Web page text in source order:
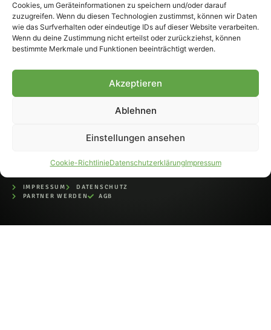
Cookies, um Geräteinformationen zu speichern und/oder darauf
zuzugreifen. Wenn du diesen Technologien zustimmst, können wir Daten
wie das Surfverhalten oder eindeutige IDs auf dieser Website verarbeiten.
Wenn du deine Zustimmung nicht erteilst oder zurückziehst, können
bestimmte Merkmale und Funktionen beeinträchtigt werden.
Akzeptieren
Ablehnen
Einstellungen ansehen
Cookie-RichtlinieDatenschutzerklärungImpressum
© 2007-2026 Fohlen-Hautnah.de
– Alle rechte vorbehalten.
Fohlen-Hautnah.de ist ein
offiziell eingetragenes Magazin
IMPRESSUM
DATENSCHUTZ
PARTNER WERDEN
AGB